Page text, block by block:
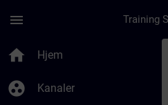
menu
home Hjem
group_work Kanaler